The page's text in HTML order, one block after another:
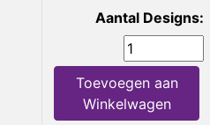
Aantal Designs:
Toevoegen aan
Winkelwagen